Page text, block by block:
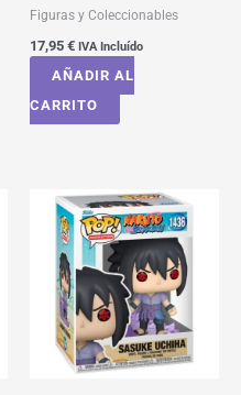
Figuras y Coleccionables
17,95 € IVA Incluído
AÑADIR AL
CARRITO